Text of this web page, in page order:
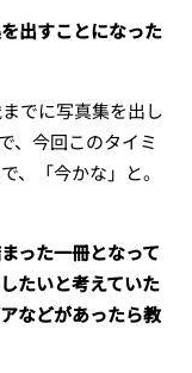
出すことになった
でに写真集を出し
、今回このタイミ
、「今かな」と。
った一冊となって
たいと考えていた
などがあったら教